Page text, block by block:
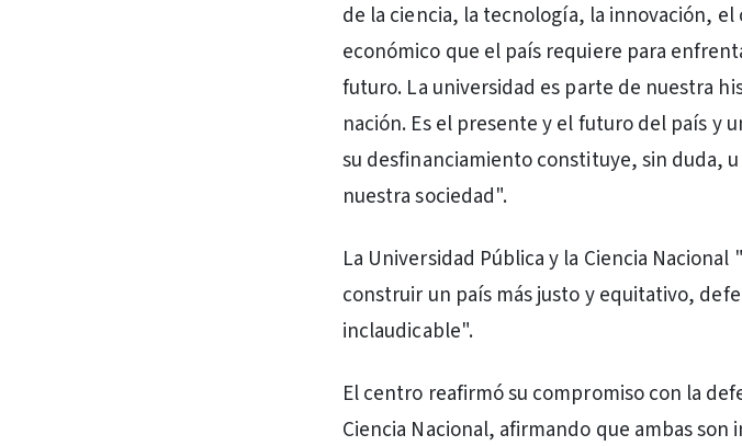
de la ciencia, la tecnología, la innovación,
económico que el país requiere para
futuro. La universidad es parte de nuestra
nación. Es el presente y el futuro del país y
su desfinanciamiento constituye, sin duda,
nuestra sociedad".
La Universidad Pública y la Ciencia
construir un país más justo y equitativo,
inclaudicable".
El centro reafirmó su compromiso con la
Ciencia Nacional, afirmando que ambas